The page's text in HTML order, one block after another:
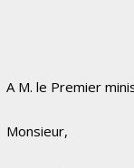
A M. le Premier
Monsieur,